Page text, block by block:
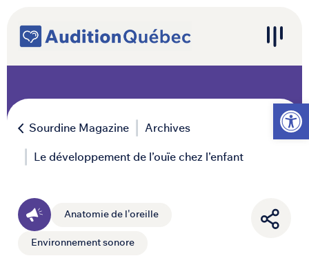
Ouvrir
Navigation principale
Sourdine Magazine Archives
Le développement de l’ouïe chez l’enfant
Anatomie de l'oreille
Environnement sonore